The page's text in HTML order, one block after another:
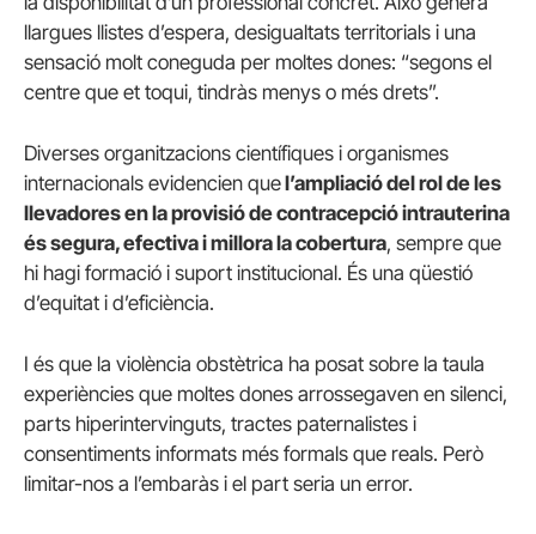
llargues llistes d’espera, desigualtats territorials i una
sensació molt coneguda per moltes dones: “segons el
centre que et toqui, tindràs menys o més drets”.
Diverses organitzacions científiques i organismes
internacionals evidencien quel’ampliació del rol de les
llevadores en la provisió de contracepció intrauterina
és segura, efectiva i millora la cobertura, sempre que
hi hagi formació i suport institucional. És una qüestió
d’equitat i d’eficiència.
I és que la violència obstètrica ha posat sobre la taula
experiències que moltes dones arrossegaven en silenci,
parts hiperintervinguts, tractes paternalistes i
consentiments informats més formals que reals. Però
limitar-nos a l’embaràs i el part seria un error.